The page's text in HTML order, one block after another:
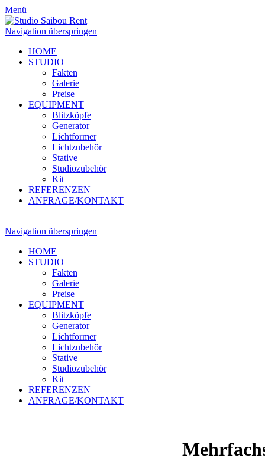
Menü
Navigation überspringen
HOME
STUDIO
Fakten
Galerie
Preise
EQUIPMENT
Blitzköpfe
Generator
Lichtformer
Lichtzubehör
Stative
Studiozubehör
Kit
REFERENZEN
ANFRAGE/KONTAKT
Navigation überspringen
HOME
STUDIO
Fakten
Galerie
Preise
EQUIPMENT
Blitzköpfe
Generator
Lichtformer
Lichtzubehör
Stative
Studiozubehör
Kit
REFERENZEN
ANFRAGE/KONTAKT